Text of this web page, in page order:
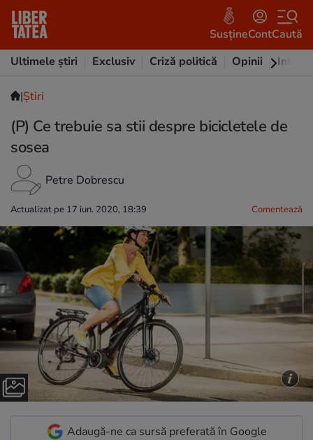
SusțineContCaută
Ultimele știri
Exclusiv Criză politică Opinii
|Ştiri
(P) Ce trebuie sa stii despre bicicletele de
sosea
Petre Dobrescu
Actualizat pe 17 iun. 2020, 18:39 Comentează
Adaugă-ne ca sursă preferată în Google